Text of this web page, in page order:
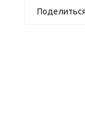
Поделиться